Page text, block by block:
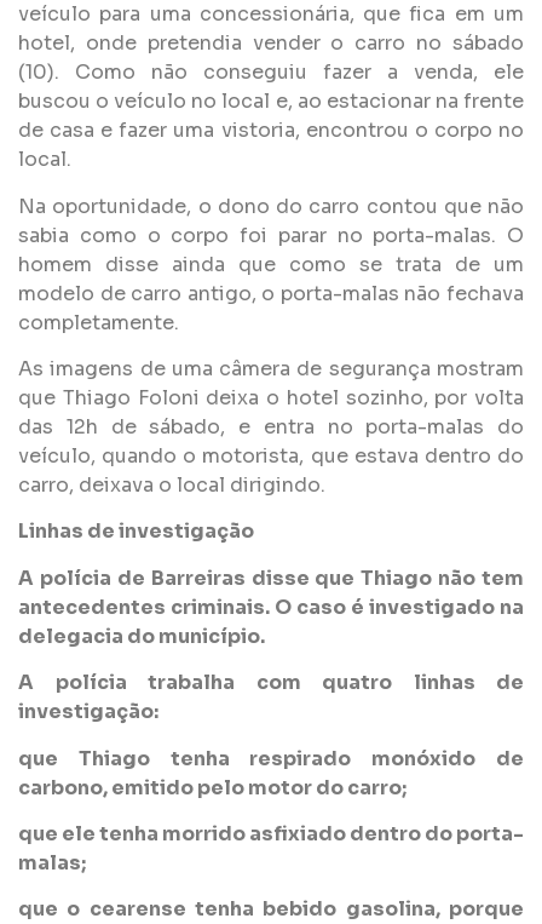
veículo para uma concessionária, que fica em um
hotel, onde pretendia vender o carro no sábado
(10). Como não conseguiu fazer a venda, ele
buscou o veículo no local e, ao estacionar na frente
de casa e fazer uma vistoria, encontrou o corpo no
local.
Na oportunidade, o dono do carro contou que não
sabia como o corpo foi parar no porta-malas. O
homem disse ainda que como se trata de um
modelo de carro antigo, o porta-malas não fechava
completamente.
As imagens de uma câmera de segurança mostram
que Thiago Foloni deixa o hotel sozinho, por volta
das 12h de sábado, e entra no porta-malas do
veículo, quando o motorista, que estava dentro do
carro, deixava o local dirigindo.
Linhas de investigação
A polícia de Barreiras disse que Thiago não tem
antecedentes criminais. O caso é investigado na
delegacia do município.
A polícia trabalha com quatro linhas de
investigação:
que Thiago tenha respirado monóxido de
carbono, emitido pelo motor do carro;
que ele tenha morrido asfixiado dentro do porta-
malas;
que o cearense tenha bebido gasolina, porque